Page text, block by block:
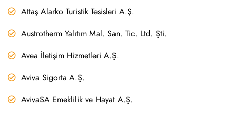
Attaş Alarko Turistik Tesisleri A.Ş.
Austrotherm Yalıtım Mal. San. Tic. Ltd. Şti.
Avea İletişim Hizmetleri A.Ş.
Aviva Sigorta A.Ş.
AvivaSA Emeklilik ve Hayat A.Ş.